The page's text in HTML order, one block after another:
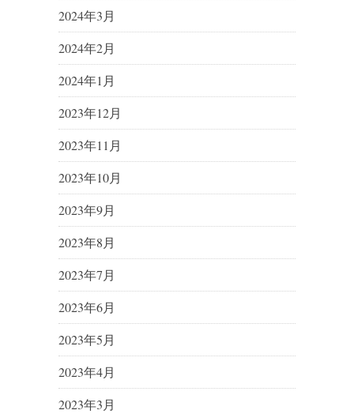
2024年3月
2024年2月
2024年1月
2023年12月
2023年11月
2023年10月
2023年9月
2023年8月
2023年7月
2023年6月
2023年5月
2023年4月
2023年3月